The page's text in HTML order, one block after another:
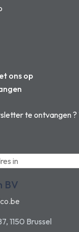
te ontvangen ?
BV
1150 Brussel
ons op